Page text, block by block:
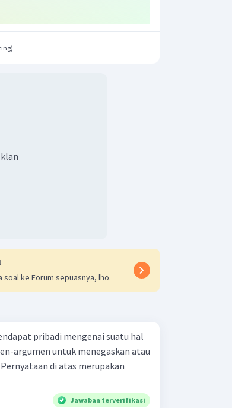
)
soal ke Forum sepuasnya, lho.
pribadi mengenai suatu hal
argumen untuk menegaskan atau
di atas merupakan
Jawaban terverifikasi